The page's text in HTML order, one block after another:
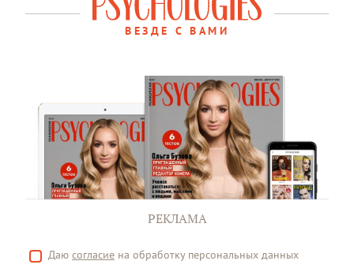
ВЕЗДЕ С ВАМИ
РЕКЛАМА
Даю согласие на обработку персональных данных